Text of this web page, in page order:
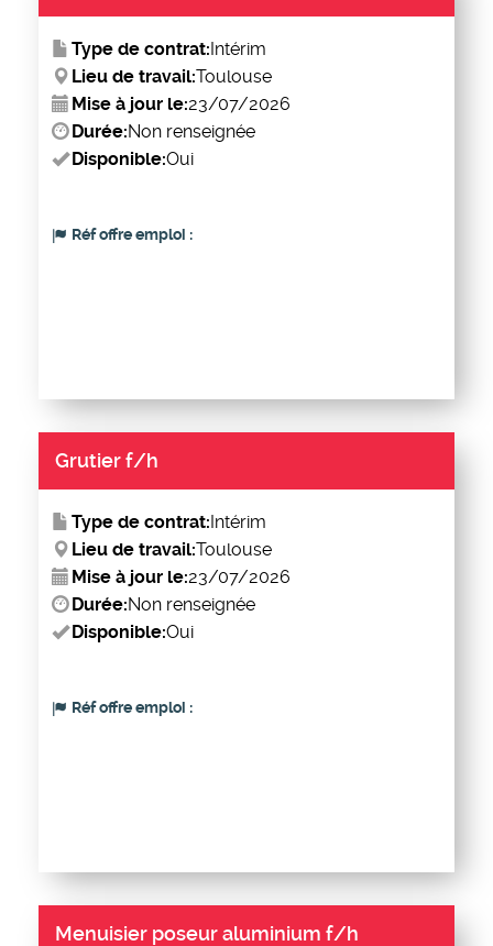
Type de contrat:Intérim
Lieu de travail:Toulouse
Mise à jour le:23/07/2026
Durée:Non renseignée
Disponible:Oui
Réf offre emploi :
Grutier f/h
Type de contrat:Intérim
Lieu de travail:Toulouse
Mise à jour le:23/07/2026
Durée:Non renseignée
Disponible:Oui
Réf offre emploi :
Menuisier poseur aluminium f/h